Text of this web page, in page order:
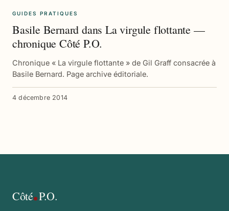
GUIDES PRATIQUES
Basile Bernard dans La virgule flottante —
chronique Côté P.O.
Chronique « La virgule flottante » de Gil Graff consacrée à
Basile Bernard. Page archive éditoriale.
4 décembre 2014
Côté P.O.